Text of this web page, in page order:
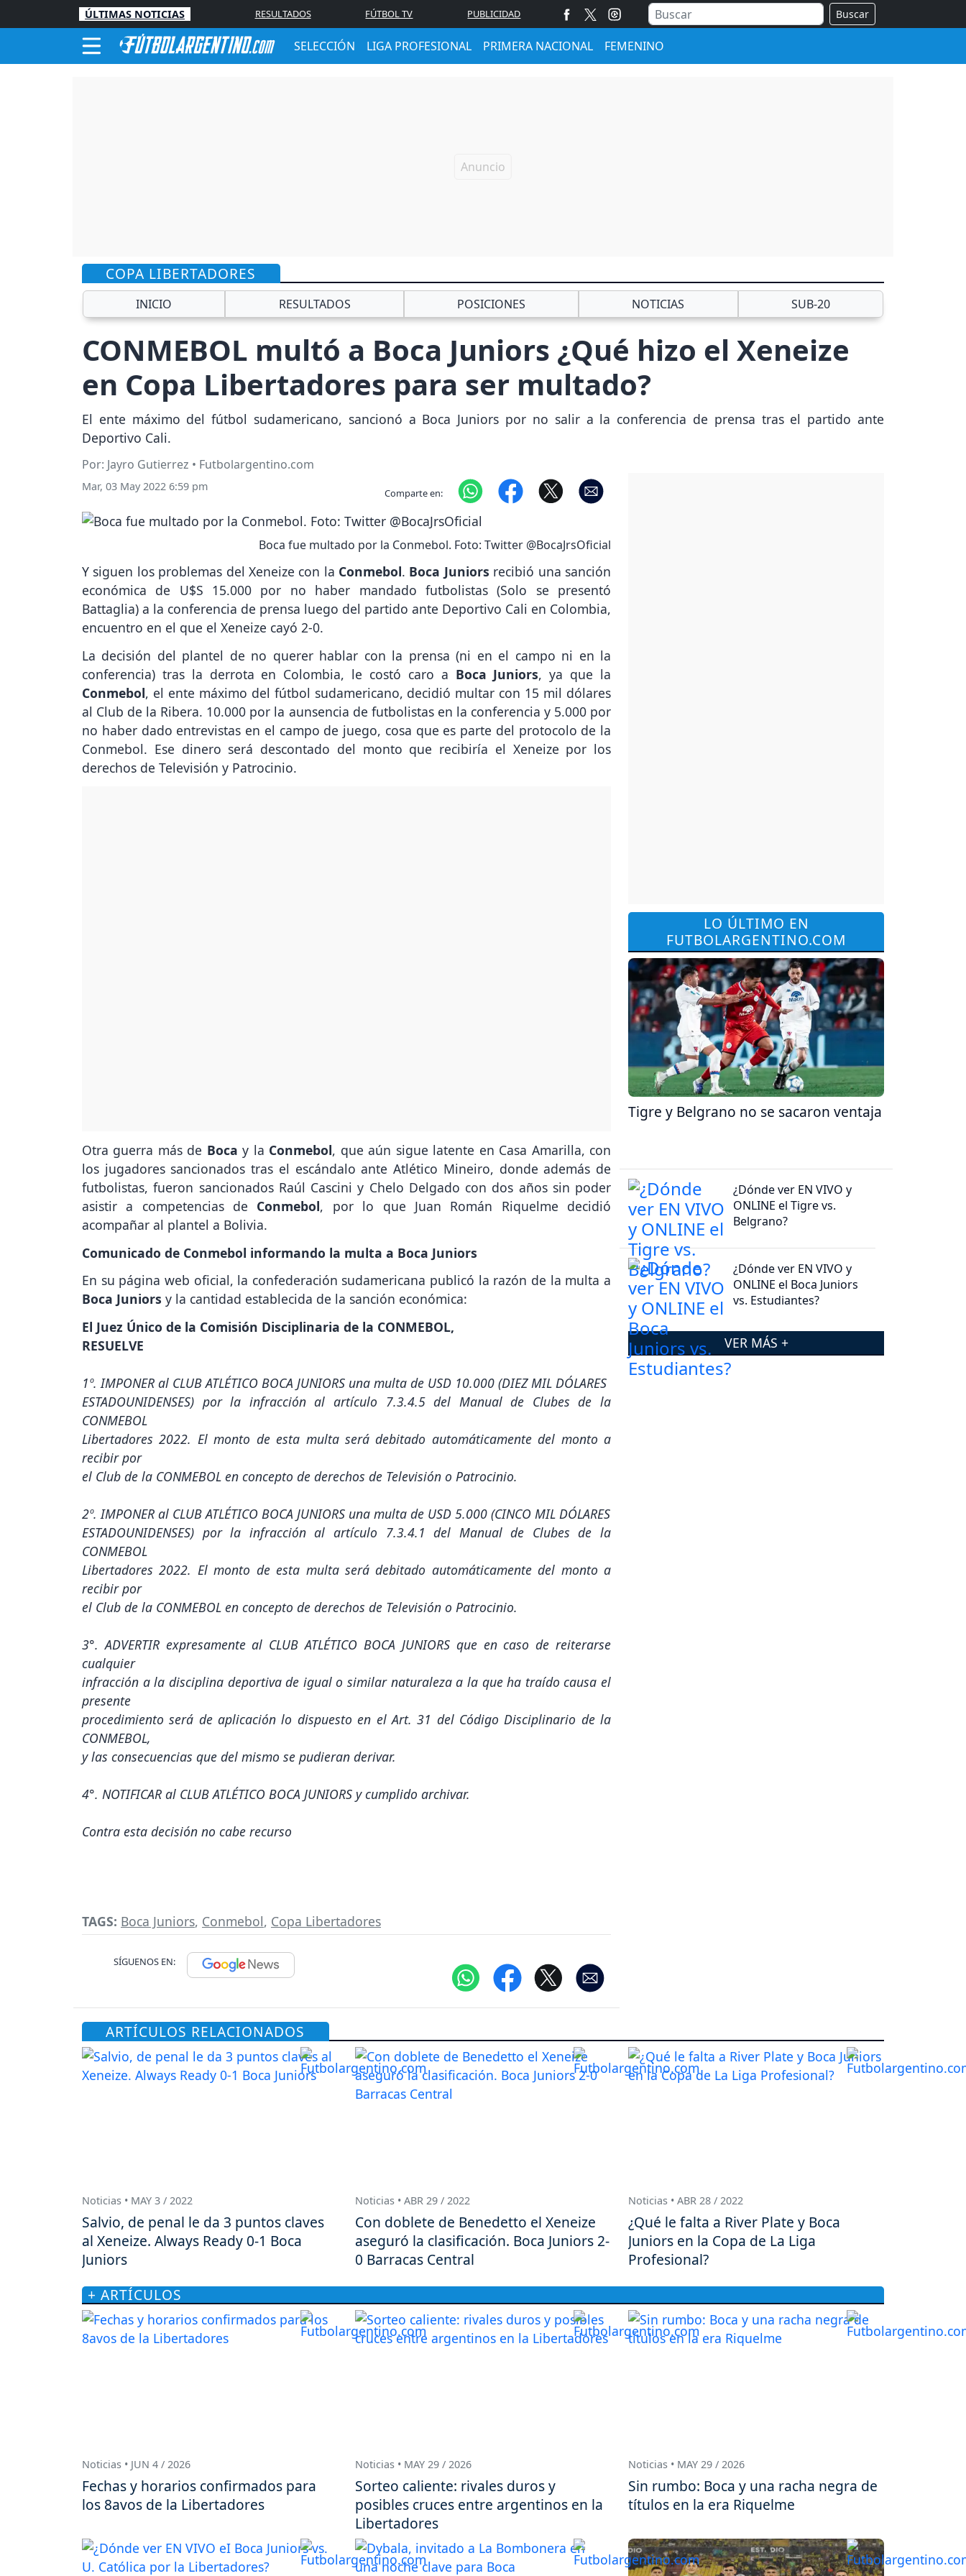
ÚLTIMAS NOTICIAS RESULTADOS FÚTBOL TV PUBLICIDAD Buscar
SELECCIÓN LIGA PROFESIONAL PRIMERA NACIONAL FEMENINO
COPA LIBERTADORES
INICIO RESULTADOS POSICIONES NOTICIAS SUB-20
CONMEBOL multó a Boca Juniors ¿Qué hizo el Xeneize
en Copa Libertadores para ser multado?
El ente máximo del fútbol sudamericano, sancionó a Boca Juniors por no salir a la conferencia de prensa tras el partido ante
Deportivo Cali.
Por: Jayro Gutierrez • Futbolargentino.com
Mar, 03 May 2022 6:59 pm Comparte en:
Boca fue multado por la Conmebol. Foto: Twitter @BocaJrsOficial
Y siguen los problemas del Xeneize con la Conmebol. Boca Juniors recibió una sanción
económica de U$S 15.000 por no haber mandado futbolistas (Solo se presentó
Battaglia) a la conferencia de prensa luego del partido ante Deportivo Cali en Colombia,
encuentro en el que el Xeneize cayó 2-0.
La decisión del plantel de no querer hablar con la prensa (ni en el campo ni en la
conferencia) tras la derrota en Colombia, le costó caro a Boca Juniors, ya que la
Conmebol, el ente máximo del fútbol sudamericano, decidió multar con 15 mil dólares
al Club de la Ribera. 10.000 por la aunsencia de futbolistas en la conferencia y 5.000 por
no haber dado entrevistas en el campo de juego, cosa que es parte del protocolo de la
Conmebol. Ese dinero será descontado del monto que recibiría el Xeneize por los
derechos de Televisión y Patrocinio.
Otra guerra más de Bocay la Conmebol, que aún sigue latente en Casa Amarilla, con
los jugadores sancionados tras el escándalo ante Atlético Mineiro, donde además de
futbolistas, fueron sancionados Raúl Cascini y Chelo Delgado con dos años sin poder
asistir a competencias de Conmebol, por lo que Juan Román Riquelme decidió
acompañar al plantel a Bolivia.
Comunicado de Conmebol informando la multa a Boca Juniors
En su página web oficial, la confederación sudamericana publicó la razón de la multa a
Boca Juniors y la cantidad establecida de la sanción económica:
El Juez Único de la Comisión Disciplinaria de la CONMEBOL,
RESUELVE
1º. IMPONER al CLUB ATLÉTICO BOCA JUNIORS una multa de USD 10.000 (DIEZ MIL DÓLARES
ESTADOUNIDENSES) por la infracción al artículo 7.3.4.5 del Manual de Clubes de la
CONMEBOL
Libertadores 2022. El monto de esta multa será debitado automáticamente del monto a
recibir por
el Club de la CONMEBOL en concepto de derechos de Televisión o Patrocinio.
2º. IMPONER al CLUB ATLÉTICO BOCA JUNIORS una multa de USD 5.000 (CINCO MIL DÓLARES
ESTADOUNIDENSES) por la infracción al artículo 7.3.4.1 del Manual de Clubes de la
CONMEBOL
Libertadores 2022. El monto de esta multa será debitado automáticamente del monto a
recibir por
el Club de la CONMEBOL en concepto de derechos de Televisión o Patrocinio.
3°. ADVERTIR expresamente al CLUB ATLÉTICO BOCA JUNIORS que en caso de reiterarse
cualquier
infracción a la disciplina deportiva de igual o similar naturaleza a la que ha traído causa el
presente
procedimiento será de aplicación lo dispuesto en el Art. 31 del Código Disciplinario de la
CONMEBOL,
y las consecuencias que del mismo se pudieran derivar.
4°. NOTIFICAR al CLUB ATLÉTICO BOCA JUNIORS y cumplido archivar.
Contra esta decisión no cabe recurso
TAGS: Boca Juniors, Conmebol, Copa Libertadores
SÍGUENOS EN:
LO ÚLTIMO EN
FUTBOLARGENTINO.COM
Tigre y Belgrano no se sacaron ventaja
¿Dónde ver EN VIVO y
ONLINE el Tigre vs.
Belgrano?
¿Dónde ver EN VIVO y
ONLINE el Boca Juniors
vs. Estudiantes?
VER MÁS +
ARTÍCULOS RELACIONADOS
Noticias • MAY 3 / 2022
Salvio, de penal le da 3 puntos claves
al Xeneize. Always Ready 0-1 Boca
Juniors
Noticias • ABR 29 / 2022
Con doblete de Benedetto el Xeneize
aseguró la clasificación. Boca Juniors 2-
0 Barracas Central
Noticias • ABR 28 / 2022
¿Qué le falta a River Plate y Boca
Juniors en la Copa de La Liga
Profesional?
+ ARTÍCULOS
Noticias • JUN 4 / 2026
Fechas y horarios confirmados para
los 8avos de la Libertadores
Noticias • MAY 29 / 2026
Sorteo caliente: rivales duros y
posibles cruces entre argentinos en la
Libertadores
Noticias • MAY 29 / 2026
Sin rumbo: Boca y una racha negra de
títulos en la era Riquelme